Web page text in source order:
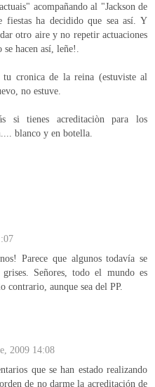
acompañando al "Jackson de
fiestas ha decidido que sea así. Y
otro aire y no repetir actuaciones
hacen así, leñe!.
tu cronica de la reina (estuviste al
no estuve.
si tienes acreditaciòn para los
blanco y en botella.
Parece que algunos todavía se
Señores, todo el mundo es
contrario, aunque sea del PP.
2009 14:08
que se han estado realizando
de no darme la acreditación de